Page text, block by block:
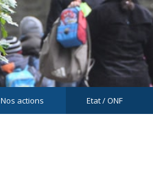
Nos actions Etat / ONF